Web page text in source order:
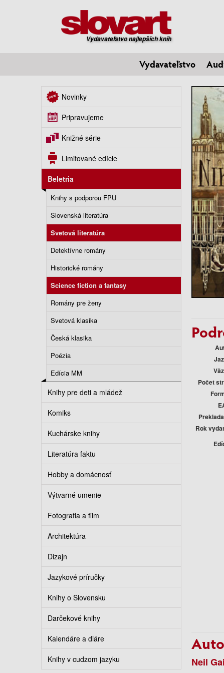
Vydavateľstvo najlepších kníh
Vydavateľstvo
Novinky
Pripravujeme
Knižné série
Limitované edície
Beletria
Knihy s podporou FPU
Slovenská literatúra
Svetová literatúra
Detektívne romány
Historické romány
Science fiction a fantasy
Romány pre ženy
Svetová klasika
Česká klasika
Poézia
Edícia MM
Knihy pre deti a mládež
Komiks
Kuchárske knihy
Literatúra faktu
Hobby a domácnosť
Výtvarné umenie
Fotografia a film
Architektúra
Dizajn
Jazykové príručky
Knihy o Slovensku
Darčekové knihy
Kalendáre a diáre
Knihy v cudzom jazyku
Počet
Rok
Neil